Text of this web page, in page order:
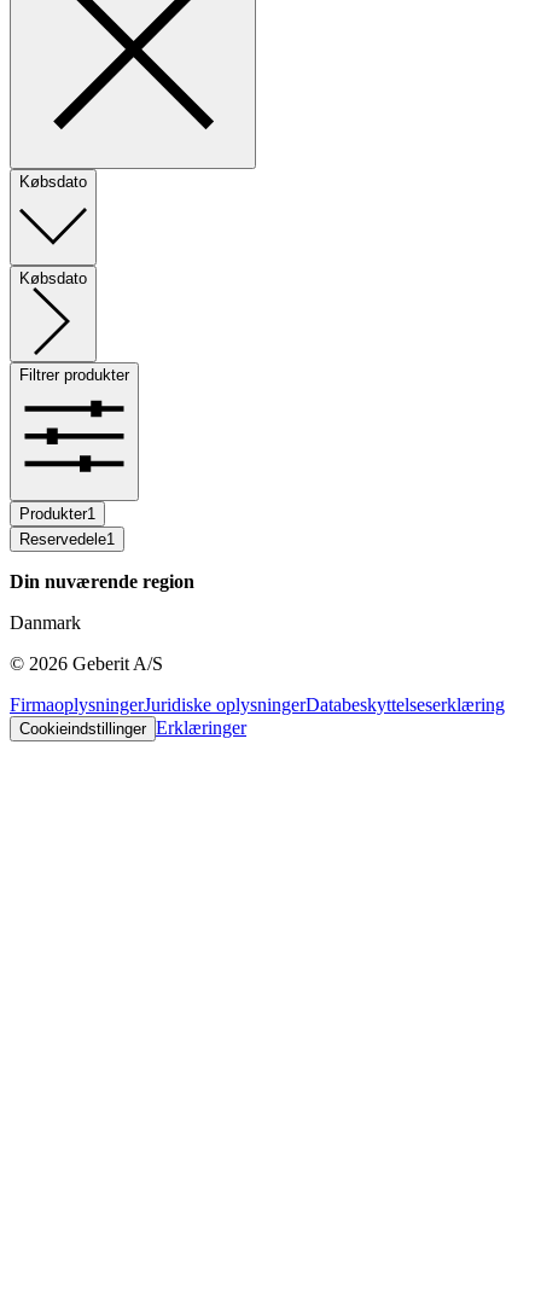
Købsdato
Købsdato
Filtrer produkter
Produkter1
Reservedele1
Din nuværende region
Danmark
© 2026 Geberit A/S
FirmaoplysningerJuridiske oplysningerDatabeskyttelseserklæring
Cookieindstillinger Erklæringer